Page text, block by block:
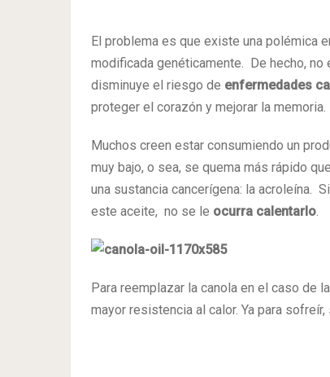
El problema es que existe una polémica
modificada genéticamente. De hecho,
disminuye el riesgo de enfermedades
proteger el corazón y mejorar la memoria.
Muchos creen estar consumiendo un
muy bajo, o sea, se quema más rápido
una sustancia cancerígena: la acroleína.
este aceite, no se le ocurra calentarlo.
Para reemplazar la canola en el caso de
mayor resistencia al calor. Ya para